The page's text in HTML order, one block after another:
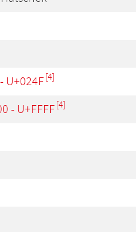
U+024F[4]
- U+FFFF[4]